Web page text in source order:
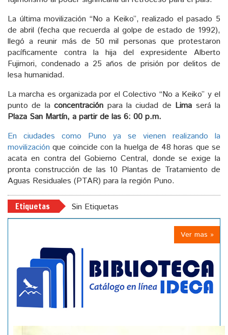
La última movilización “No a Keiko”, realizado el pasado 5
de abril (fecha que recuerda al golpe de estado de 1992),
llegó a reunir más de 50 mil personas que protestaron
pacíficamente contra la hija del expresidente Alberto
Fujimori, condenado a 25 años de prisión por delitos de
lesa humanidad.
La marcha es organizada por el Colectivo “No a Keiko” y el
punto de laconcentración para la ciudad de Lima será la
Plaza San Martín, a partir de las 6: 00 p.m.
En ciudades como Puno ya se vienen realizando la
movilización que coincide con la huelga de 48 horas que se
acata en contra del Gobierno Central, donde se exige la
pronta construcción de las 10 Plantas de Tratamiento de
Aguas Residuales (PTAR) para la región Puno.
Etiquetas Sin Etiquetas
Ver mas »